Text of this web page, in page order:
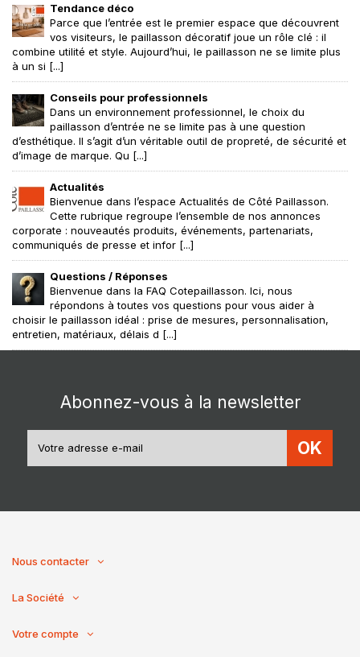
Tendance déco
Parce que l’entrée est le premier espace que découvrent
vos visiteurs, le paillasson décoratif joue un rôle clé : il
combine utilité et style. Aujourd’hui, le paillasson ne se limite plus
à un si [...]
Conseils pour professionnels
Dans un environnement professionnel, le choix du
paillasson d’entrée ne se limite pas à une question
d’esthétique. Il s’agit d’un véritable outil de propreté, de sécurité et
d’image de marque. Qu [...]
Actualités
Bienvenue dans l’espace Actualités de Côté Paillasson.
Cette rubrique regroupe l’ensemble de nos annonces
corporate : nouveautés produits, événements, partenariats,
communiqués de presse et infor [...]
Questions / Réponses
Bienvenue dans la FAQ Cotepaillasson. Ici, nous
répondons à toutes vos questions pour vous aider à
choisir le paillasson idéal : prise de mesures, personnalisation,
entretien, matériaux, délais d [...]
Abonnez-vous à la newsletter
OK
Nous contacter
La Société
Votre compte